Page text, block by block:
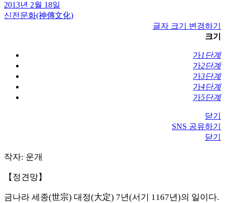
2013년 2월 18일
신전문화(神傳文化)
글자 크기 변경하기
크기
가1단계
가2단계
가3단계
가4단계
가5단계
닫기
SNS 공유하기
닫기
작자: 운개
【정견망】
금나라 세종(世宗) 대정(大定) 7년(서기 1167년)의 일이다.